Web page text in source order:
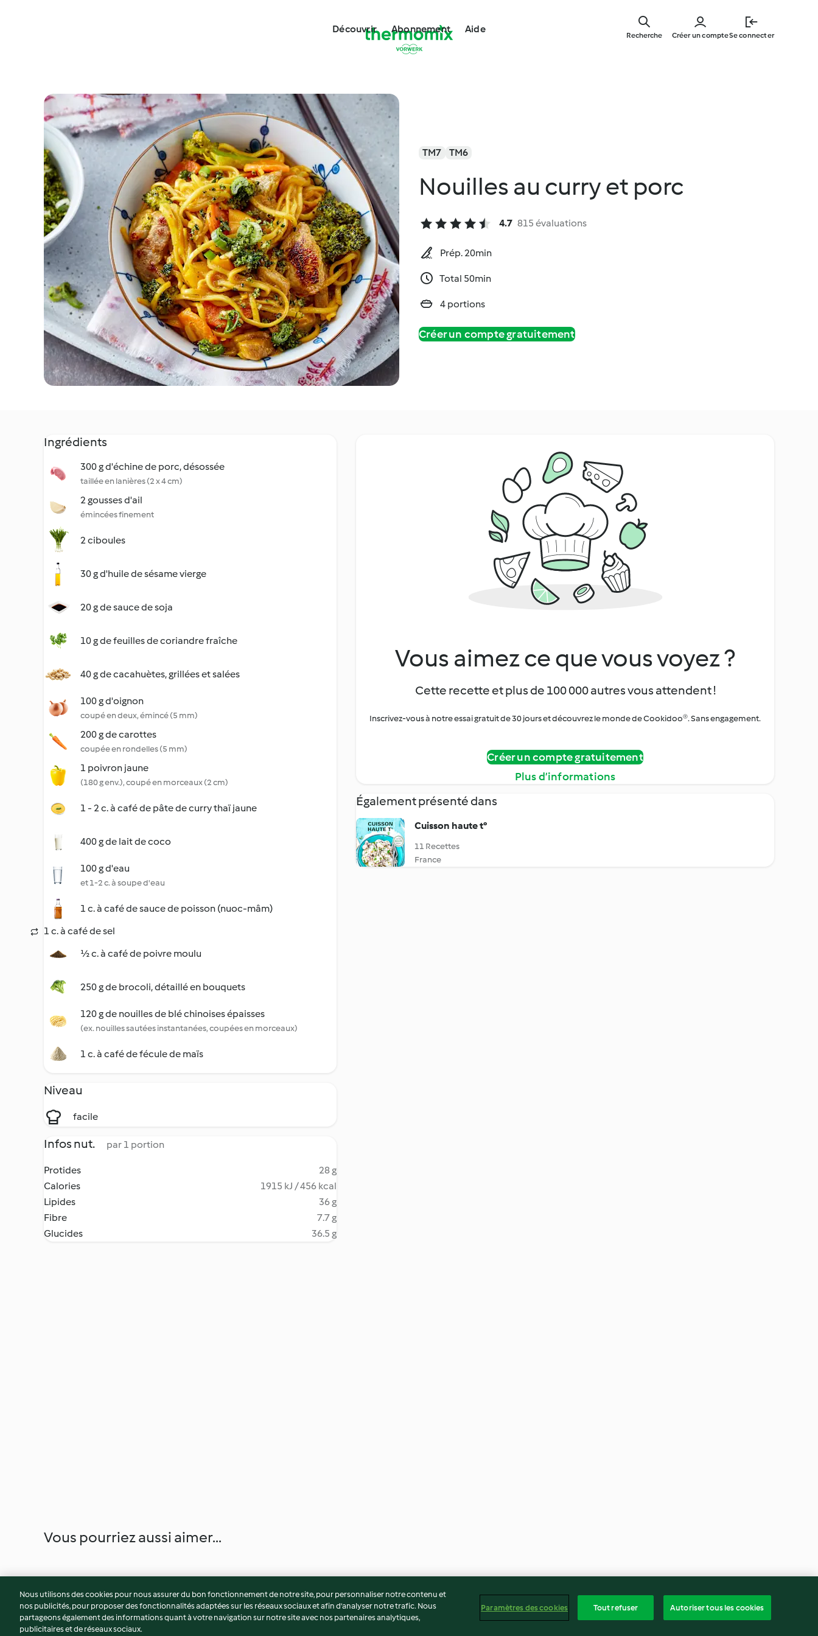
main
Découvrir Abonnement Aide
Créer un compteSe connecter
Recherche
TM7 TM6
Nouilles au curry et porc
4.7 815 évaluations
Prép. 20min
Total 50min
4 portions
Créer un compte gratuitement
Ingrédients
300 g d'échine de porc, désossée
taillée en lanières (2 x 4 cm)
2 gousses d'ail
émincées finement
2 ciboules
30 g d'huile de sésame vierge
20 g de sauce de soja
10 g de feuilles de coriandre fraîche
40 g de cacahuètes, grillées et salées
100 g d'oignon
coupé en deux, émincé (5 mm)
200 g de carottes
coupée en rondelles (5 mm)
1 poivron jaune
(180 g env.), coupé en morceaux (2 cm)
1 - 2 c. à café de pâte de curry thaï jaune
400 g de lait de coco
100 g d'eau
et 1-2 c. à soupe d'eau
1 c. à café de sauce de poisson (nuoc-mâm)
1 c. à café de sel
½ c. à café de poivre moulu
250 g de brocoli, détaillé en bouquets
120 g de nouilles de blé chinoises épaisses
(ex. nouilles sautées instantanées, coupées en morceaux)
1 c. à café de fécule de maïs
Niveau
facile
Infos nut. par 1 portion
Protides
28 g
Calories
1915 kJ / 456 kcal
Lipides
36 g
Fibre
7.7 g
Glucides
36.5 g
Vous aimez ce que vous voyez ?
Cette recette et plus de 100 000 autres vous attendent !
Inscrivez-vous à notre essai gratuit de 30 jours et découvrez le monde de Cookidoo®. Sans engagement.
Créer un compte gratuitement
Plus d’informations
Également présenté dans
Cuisson haute t°
11 Recettes
France
Vous pourriez aussi aimer...
Nous utilisons des cookies pour nous assurer du bon fonctionnement de notre site, pour personnaliser notre contenu et
nos publicités, pour proposer des fonctionnalités adaptées sur les réseaux sociaux et afin d’analyser notre trafic. Nous
partageons également des informations quant à votre navigation sur notre site avec nos partenaires analytiques,
publicitaires et de réseaux sociaux.
Paramètres des cookies Tout refuser Autoriser tous les cookies